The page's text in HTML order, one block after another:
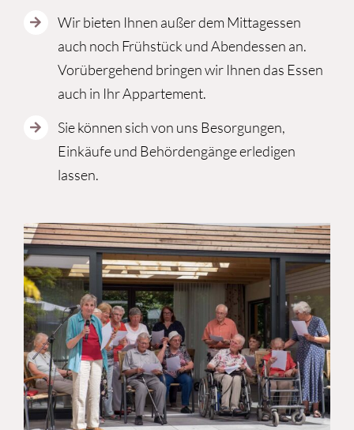
Wir bieten Ihnen außer dem Mittagessen
auch noch Frühstück und Abendessen an.
Vorübergehend bringen wir Ihnen das Essen
auch in Ihr Appartement.
Sie können sich von uns Besorgungen,
Einkäufe und Behördengänge erledigen
lassen.